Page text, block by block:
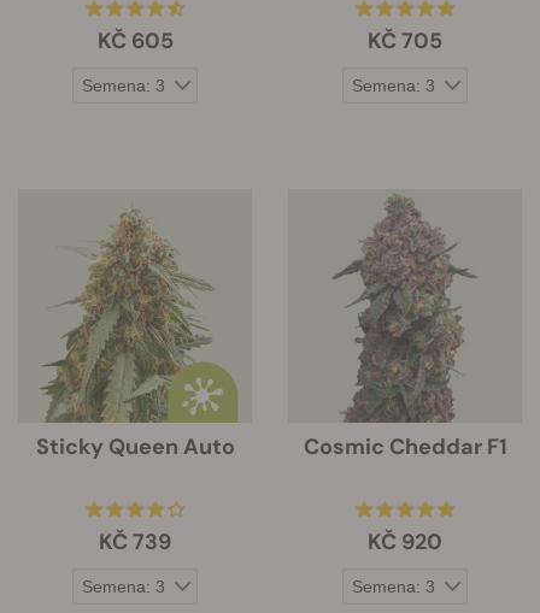
KČ 605 KČ 705
Sticky Queen Auto
KČ 739
Cosmic Cheddar F1
KČ 920